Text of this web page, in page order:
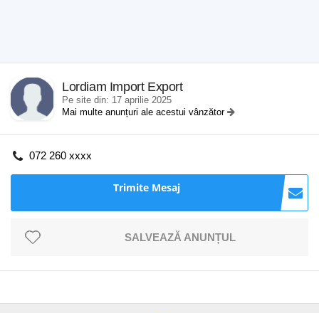
Lordiam Import Export
Pe site din: 17 aprilie 2025
Mai multe anunțuri ale acestui vânzător
072 260 xxxx
Trimite Mesaj
SALVEAZĂ ANUNȚUL